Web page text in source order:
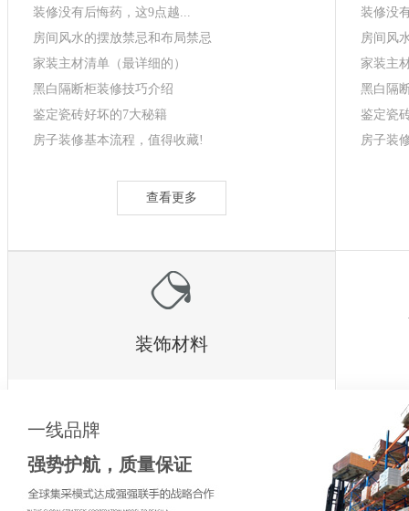
装修没有后悔药，这9点越...
房间风水的摆放禁忌和布局禁忌
家装主材清单（最详细的）
黑白隔断柜装修技巧介绍
鉴定瓷砖好坏的7大秘籍
房子装修基本流程，值得收藏!
查看更多
装修没
房间风
家装主
黑白隔
鉴定瓷
房子装
装饰材料
装修没有后悔药，这9点越...
家装主材清单（最详细的）
黑白隔断柜装修技巧介绍
一线品牌
强势护航，质量保证